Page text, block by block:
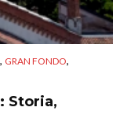
, GRAN FONDO,
Storia,